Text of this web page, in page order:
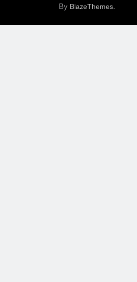
By BlazeThemes.